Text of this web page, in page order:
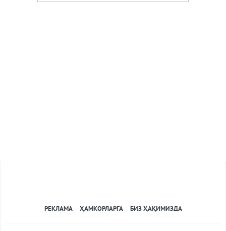
РЕКЛАМА ҲАМКОРЛАРГА БИЗ ҲАҚИМИЗДА